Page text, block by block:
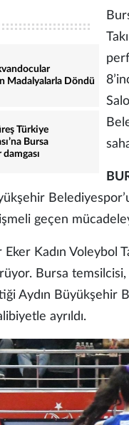
Madalyalarla Döndü
Türkiye
Bursa
geçen
Kadın Voleybol
Bursa
Aydın Büyükşehir
ayrıldı.